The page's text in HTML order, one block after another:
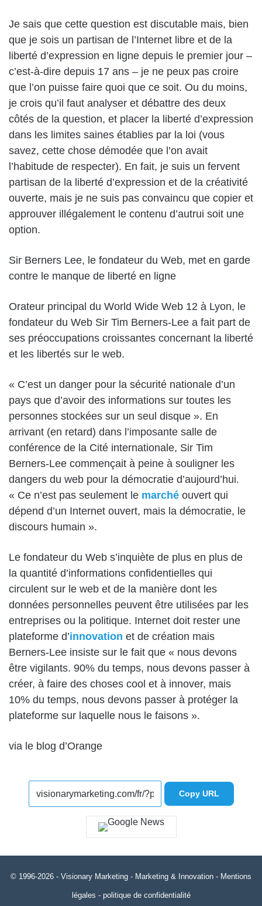
Je sais que cette question est discutable mais, bien
que je sois un partisan de l’Internet libre et de la
liberté d’expression en ligne depuis le premier jour –
c’est-à-dire depuis 17 ans – je ne peux pas croire
que l’on puisse faire quoi que ce soit. Ou du moins,
je crois qu’il faut analyser et débattre des deux
côtés de la question, et placer la liberté d’expression
dans les limites saines établies par la loi (vous
savez, cette chose démodée que l’on avait
l’habitude de respecter). En fait, je suis un fervent
partisan de la liberté d’expression et de la créativité
ouverte, mais je ne suis pas convaincu que copier et
approuver illégalement le contenu d’autrui soit une
option.
Sir Berners Lee, le fondateur du Web, met en garde
contre le manque de liberté en ligne
Orateur principal du World Wide Web 12 à Lyon, le
fondateur du Web Sir Tim Berners-Lee a fait part de
ses préoccupations croissantes concernant la liberté
et les libertés sur le web.
« C’est un danger pour la sécurité nationale d’un
pays que d’avoir des informations sur toutes les
personnes stockées sur un seul disque ». En
arrivant (en retard) dans l’imposante salle de
conférence de la Cité internationale, Sir Tim
Berners-Lee commençait à peine à souligner les
dangers du web pour la démocratie d’aujourd’hui.
« Ce n’est pas seulement le marché ouvert qui
dépend d’un Internet ouvert, mais la démocratie, le
discours humain ».
Le fondateur du Web s’inquiète de plus en plus de
la quantité d’informations confidentielles qui
circulent sur le web et de la manière dont les
données personnelles peuvent être utilisées par les
entreprises ou la politique. Internet doit rester une
plateforme d’innovation et de création mais
Berners-Lee insiste sur le fait que « nous devons
être vigilants. 90% du temps, nous devons passer à
créer, à faire des choses cool et à innover, mais
10% du temps, nous devons passer à protéger la
plateforme sur laquelle nous le faisons ».
via le blog d’Orange
Copy URL
© 1996-2026 - Visionary Marketing - Marketing & Innovation - Mentions
légales - politique de confidentialité